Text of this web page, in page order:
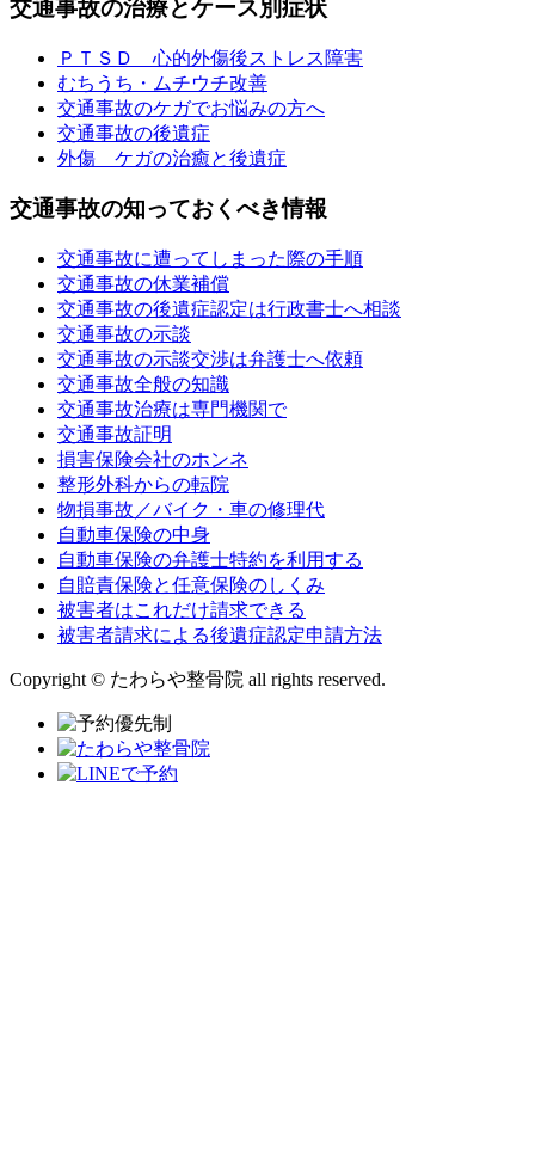
交通事故の治療とケース別症状
ＰＴＳＤ 心的外傷後ストレス障害
むちうち・ムチウチ改善
交通事故のケガでお悩みの方へ
交通事故の後遺症
外傷 ケガの治癒と後遺症
交通事故の知っておくべき情報
交通事故に遭ってしまった際の手順
交通事故の休業補償
交通事故の後遺症認定は行政書士へ相談
交通事故の示談
交通事故の示談交渉は弁護士へ依頼
交通事故全般の知識
交通事故治療は専門機関で
交通事故証明
損害保険会社のホンネ
整形外科からの転院
物損事故／バイク・車の修理代
自動車保険の中身
自動車保険の弁護士特約を利用する
自賠責保険と任意保険のしくみ
被害者はこれだけ請求できる
被害者請求による後遺症認定申請方法
Copyright © たわらや整骨院 all rights reserved.